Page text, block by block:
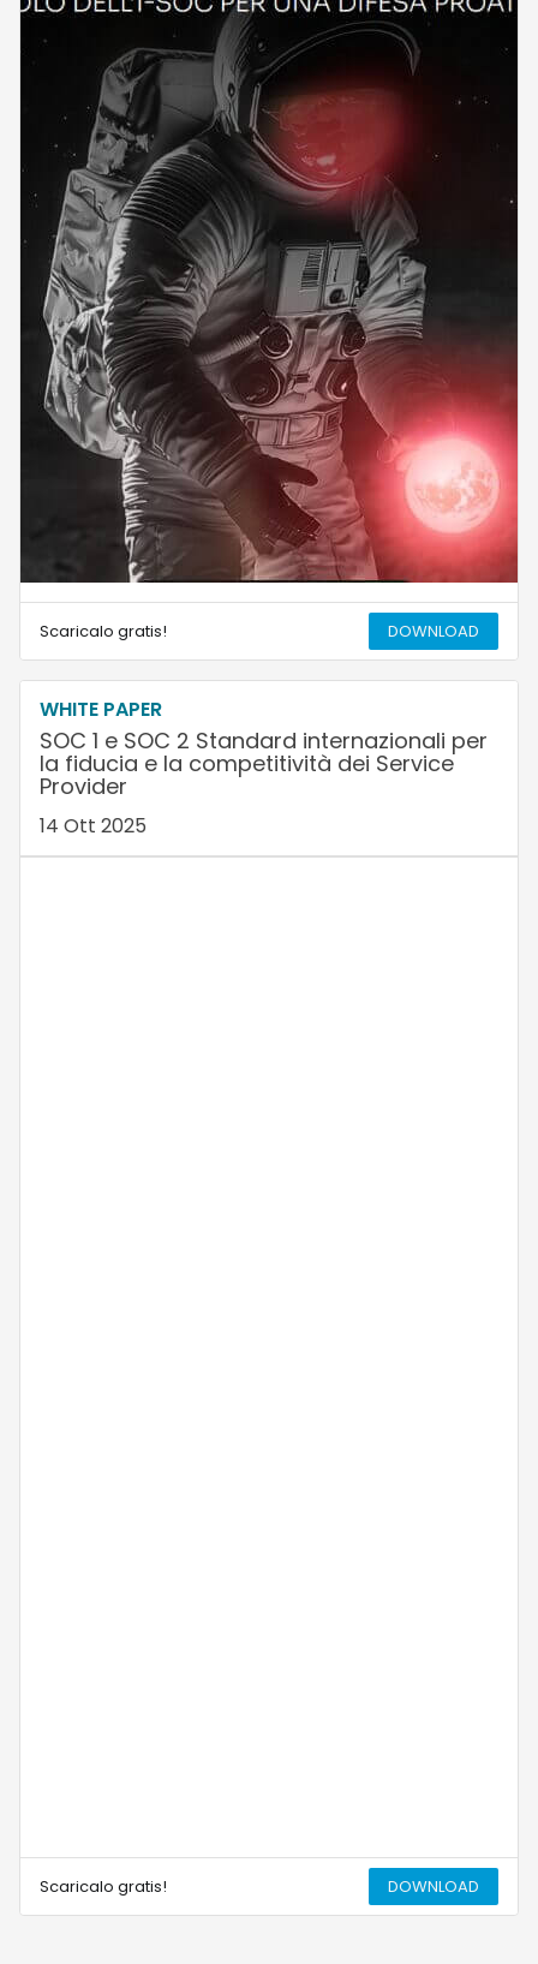
Scaricalo gratis! DOWNLOAD
WHITE PAPER
SOC 1 e SOC 2 Standard internazionali per
la fiducia e la competitività dei Service
Provider
14 Ott 2025
Scaricalo gratis! DOWNLOAD